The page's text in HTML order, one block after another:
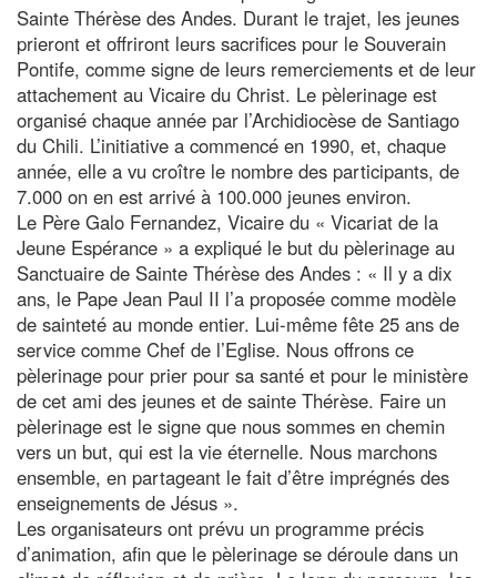
Sainte Thérèse des Andes. Durant le trajet, les jeunes
prieront et offriront leurs sacrifices pour le Souverain
Pontife, comme signe de leurs remerciements et de leur
attachement au Vicaire du Christ. Le pèlerinage est
organisé chaque année par l’Archidiocèse de Santiago
du Chili. L’initiative a commencé en 1990, et, chaque
année, elle a vu croître le nombre des participants, de
7.000 on en est arrivé à 100.000 jeunes environ.
Le Père Galo Fernandez, Vicaire du « Vicariat de la
Jeune Espérance » a expliqué le but du pèlerinage au
Sanctuaire de Sainte Thérèse des Andes : « Il y a dix
ans, le Pape Jean Paul II l’a proposée comme modèle
de sainteté au monde entier. Lui-même fête 25 ans de
service comme Chef de l’Eglise. Nous offrons ce
pèlerinage pour prier pour sa santé et pour le ministère
de cet ami des jeunes et de sainte Thérèse. Faire un
pèlerinage est le signe que nous sommes en chemin
vers un but, qui est la vie éternelle. Nous marchons
ensemble, en partageant le fait d’être imprégnés des
enseignements de Jésus ».
Les organisateurs ont prévu un programme précis
d’animation, afin que le pèlerinage se déroule dans un